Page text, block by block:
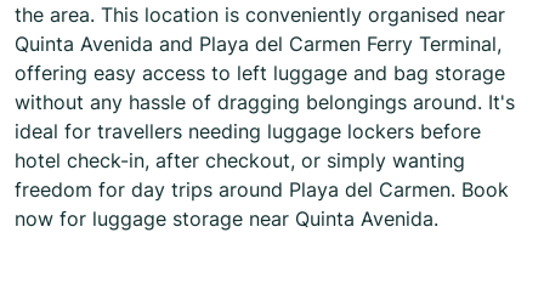
the area. This location is conveniently organised near
Quinta Avenida and Playa del Carmen Ferry Terminal,
offering easy access to left luggage and bag storage
without any hassle of dragging belongings around. It's
ideal for travellers needing luggage lockers before
hotel check-in, after checkout, or simply wanting
freedom for day trips around Playa del Carmen. Book
now for luggage storage near Quinta Avenida.